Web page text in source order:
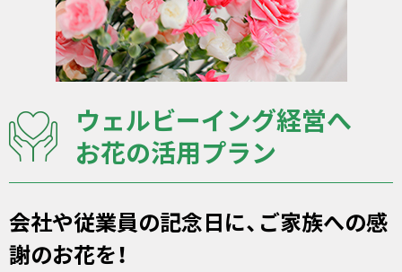
ウェルビーイング経営へ
お花の活用プラン
会社や従業員の記念日に、ご家族への感
謝のお花を！